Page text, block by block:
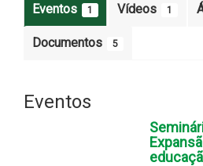
Eventos 1 Vídeos 1
Documentos 5
Eventos